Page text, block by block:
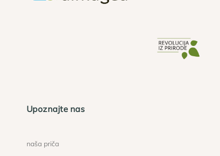
Upoznajte nas
naša priča